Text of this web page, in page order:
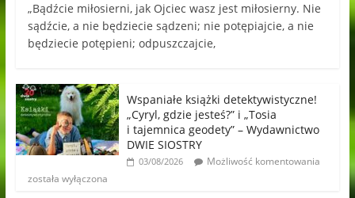
„Bądźcie miłosierni, jak Ojciec wasz jest miłosierny. Nie
sądźcie, a nie będziecie sądzeni; nie potępiajcie, a nie
będziecie potępieni; odpuszczajcie,
Wspaniałe książki detektywistyczne!
„Cyryl, gdzie jesteś?” i „Tosia
i tajemnica geodety” – Wydawnictwo
DWIE SIOSTRY
03/08/2026
Możliwość komentowania
została wyłączona